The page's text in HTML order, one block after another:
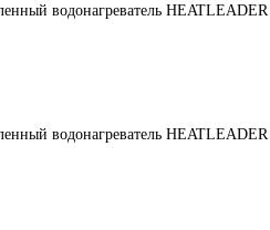
водонагреватель HEATLEADER
водонагреватель HEATLEADER